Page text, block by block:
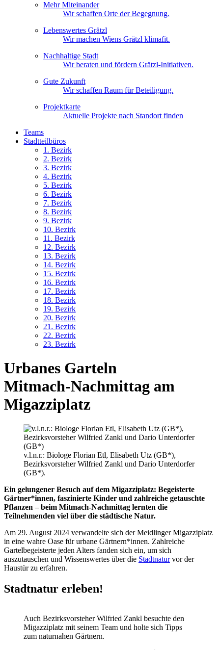
Mehr Miteinander
Wir schaffen Orte der Begegnung.
Lebenswertes Grätzl
Wir machen Wiens Grätzl klimafit.
Nachhaltige Stadt
Wir beraten und fördern Grätzl-Initiativen.
Gute Zukunft
Wir schaffen Raum für Beteiligung.
Projektkarte
Aktuelle Projekte nach Standort finden
Teams
Stadtteilbüros
1. Bezirk
2. Bezirk
3. Bezirk
4. Bezirk
5. Bezirk
6. Bezirk
7. Bezirk
8. Bezirk
9. Bezirk
10. Bezirk
11. Bezirk
12. Bezirk
13. Bezirk
14. Bezirk
15. Bezirk
16. Bezirk
17. Bezirk
18. Bezirk
19. Bezirk
20. Bezirk
21. Bezirk
22. Bezirk
23. Bezirk
Urbanes Garteln
Mitmach-Nachmittag am
Migazziplatz
v.l.n.r.: Biologe Florian Etl, Elisabeth Utz (GB*),
Bezirksvorsteher Wilfried Zankl und Dario Unterdorfer
(GB*).
Ein gelungener Besuch auf dem Migazziplatz: Begeisterte
Gärtner*innen, faszinierte Kinder und zahlreiche getauschte
Pflanzen – beim Mitmach-Nachmittag lernten die
Teilnehmenden viel über die städtische Natur.
Am 29. August 2024 verwandelte sich der Meidlinger Migazziplatz
in eine wahre Oase für urbane Gärtnern*innen. Zahlreiche
Gartelbegeisterte jeden Alters fanden sich ein, um sich
auszutauschen und Wissenswertes über die Stadtnaturvor der
Haustür zu erfahren.
Stadtnatur erleben!
Auch Bezirksvorsteher Wilfried Zankl besuchte den
Migazziplatz mit seinem Team und holte sich Tipps
zum naturnahen Gärtnern.